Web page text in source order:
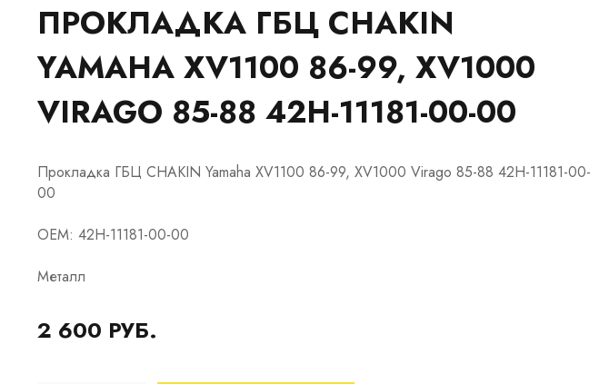
ПРОКЛАДКА ГБЦ CHAKIN
YAMAHA XV1100 86-99, XV1000
VIRAGO 85-88 42H-11181-00-00
Прокладка ГБЦ CHAKIN Yamaha XV1100 86-99, XV1000 Virago 85-88 42H-11181-00-
00
OEM: 42H-11181-00-00
Металл
2 600 РУБ.